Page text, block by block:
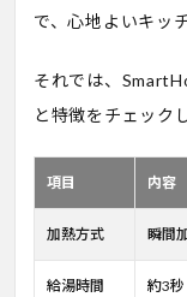
で、心地よいキッ
それでは、
と特徴をチェック
項目 内容
加熱方式 瞬間
給湯時間 約3秒